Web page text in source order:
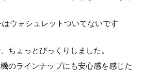
ウォシュレットついてないです
ちょっとびっくりしました。
のラインナップにも安心感を感じた